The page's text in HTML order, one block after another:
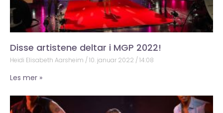
Disse artistene deltar i MGP 2022!
Heidi Elisabeth Aarsheim 10. januar 2022 14:08
Les mer »